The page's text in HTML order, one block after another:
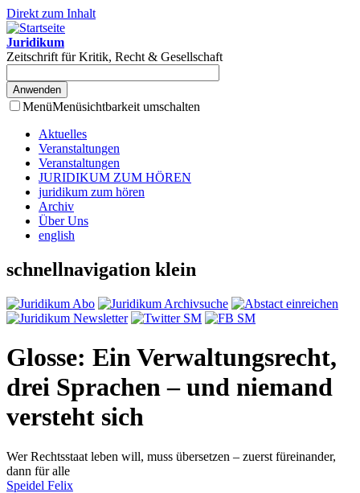
Direkt zum Inhalt
Juridikum
Zeitschrift für Kritik, Recht & Gesellschaft
MenüMenüsichtbarkeit umschalten
Aktuelles
Veranstaltungen
Veranstaltungen
JURIDIKUM ZUM HÖREN
juridikum zum hören
Archiv
Über Uns
english
schnellnavigation klein
Glosse: Ein Verwaltungsrecht,
drei Sprachen – und niemand
versteht sich
Wer Rechtsstaat leben will, muss übersetzen – zuerst füreinander,
dann für alle
Speidel Felix